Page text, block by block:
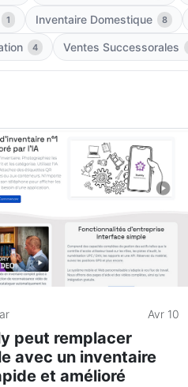
1 Inventaire Domestique 8
4 Ventes Successorales
Avr 10
peut remplacer
avec un inventaire
et amélioré